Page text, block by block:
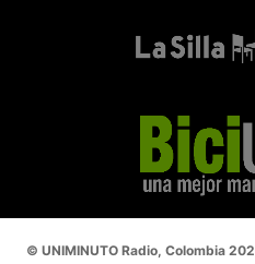
© UNIMINUTO Radio, Colombia